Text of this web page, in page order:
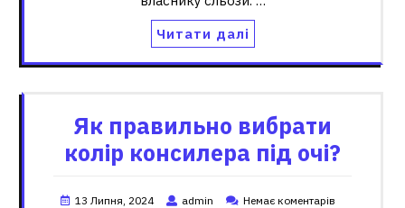
Читати далі
Як правильно вибрати
колір консилера під очі?
13 Липня, 2024 admin
Немає коментарів